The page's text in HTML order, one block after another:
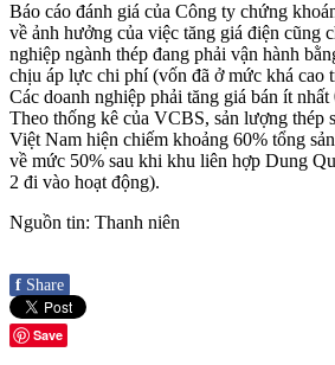
Báo cáo đánh giá của Công ty chứng
về ảnh hưởng của việc tăng giá điện cũng
nghiệp ngành thép đang phải vận hành
chịu áp lực chi phí (vốn đã ở mức khá cao
Các doanh nghiệp phải tăng giá bán ít nhất
Theo thống kê của VCBS, sản lượng thép
Việt Nam hiện chiếm khoảng 60% tổng
về mức 50% sau khi khu liên hợp Dung
2 đi vào hoạt động).
Nguồn tin: Thanh niên
f Share
Save